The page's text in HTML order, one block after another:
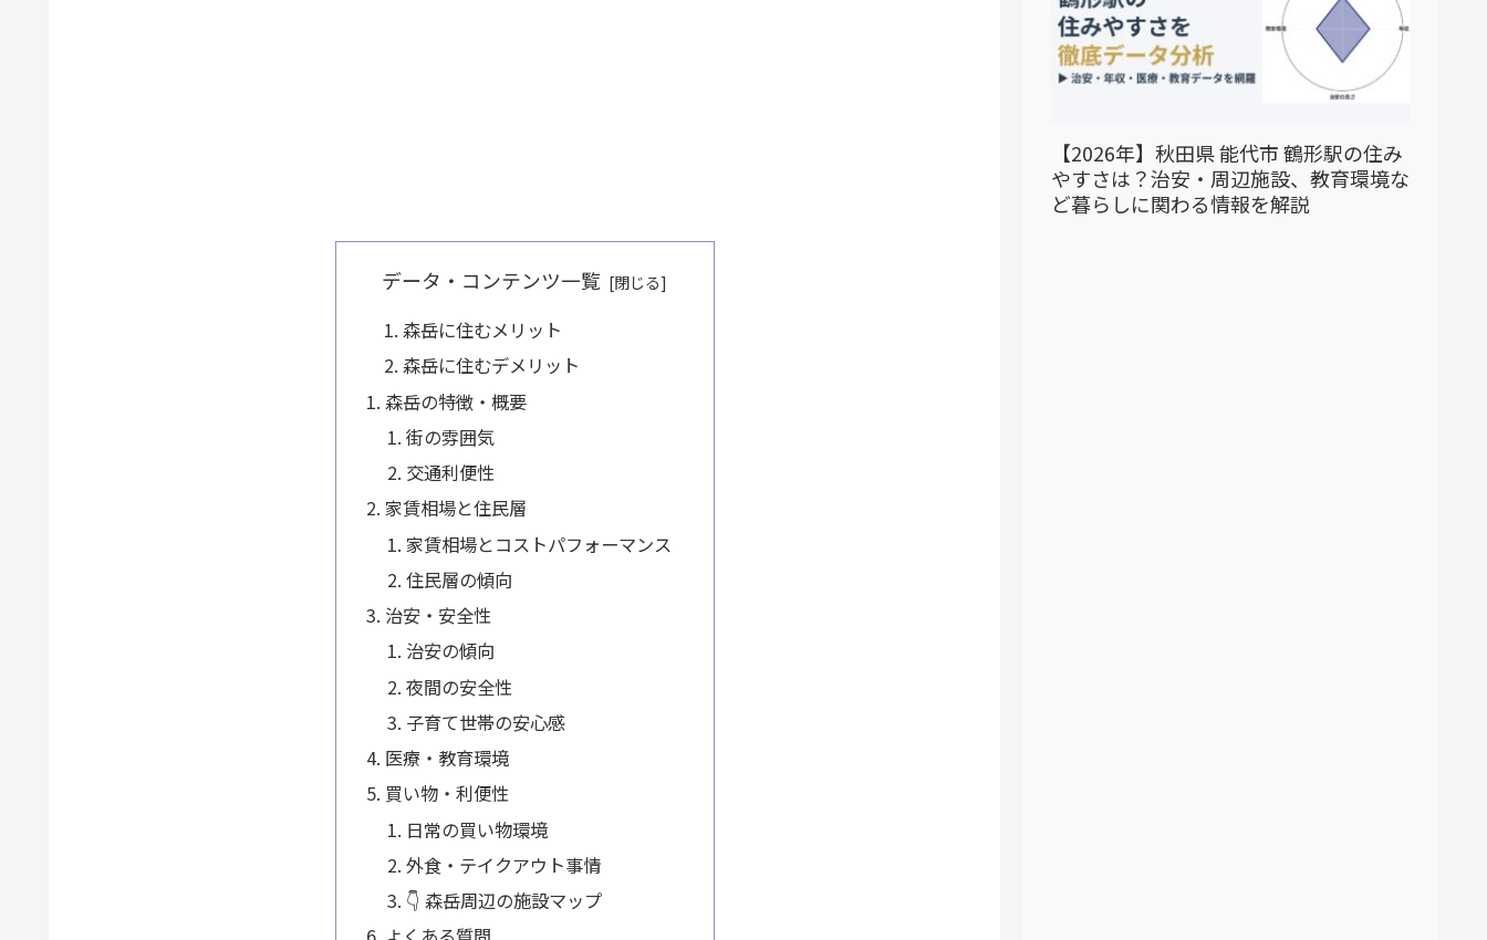
データ・コンテンツ一覧
森岳に住むメリット
森岳に住むデメリット
森岳の特徴・概要
街の雰囲気
交通利便性
家賃相場と住民層
家賃相場とコストパフォーマンス
住民層の傾向
治安・安全性
治安の傾向
夜間の安全性
子育て世帯の安心感
医療・教育環境
買い物・利便性
日常の買い物環境
外食・テイクアウト事情
👇 森岳周辺の施設マップ
【2026年】秋田県 能代市 鶴形駅の住み
やすさは？治安・周辺施設、教育環境な
ど暮らしに関わる情報を解説